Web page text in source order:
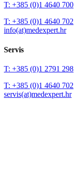
T: +385 (0)1 4640 700
T: +385 (0)1 4640 702
info(at)medexpert.hr
Servis
T: +385 (0)1 2791 298
T: +385 (0)1 4640 702
servis(at)medexpert.hr